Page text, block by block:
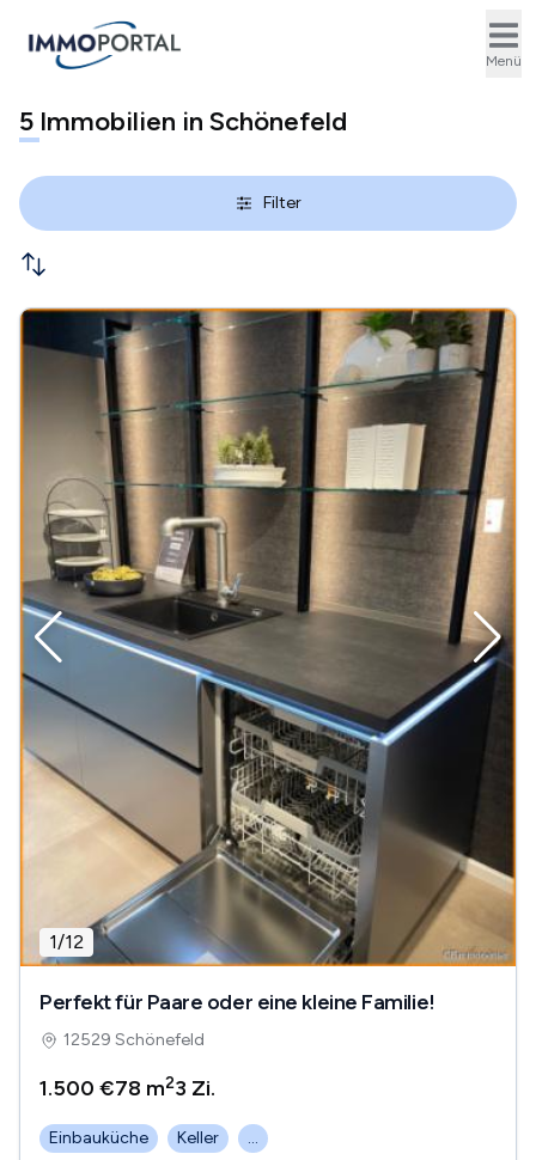
Menü
5 Immobilien in Schönefeld
Filter
1/12
Perfekt für Paare oder eine kleine Familie!
12529 Schönefeld
1.500 €78 m23 Zi.
Einbauküche Keller ...